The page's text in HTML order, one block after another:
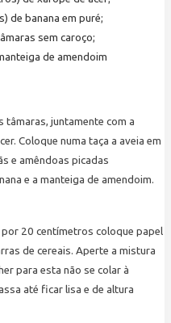
de banana em puré;
sem caroço;
de amendoim
juntamente com a
Coloque numa taça a aveia em
e amêndoas picadas
e a manteiga de amendoim.
20 centímetros coloque papel
de cereais. Aperte a mistura
para esta não se colar à
até ficar lisa e de altura